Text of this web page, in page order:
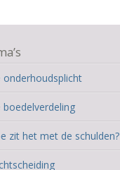
onderhoudsplicht
boedelverdeling
zit het met de schulden?